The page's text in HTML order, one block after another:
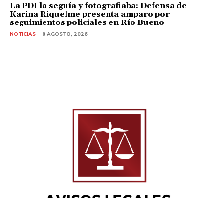
La PDI la seguía y fotografiaba: Defensa de
Karina Riquelme presenta amparo por
seguimientos policiales en Río Bueno
NOTICIAS 8 AGOSTO, 2026